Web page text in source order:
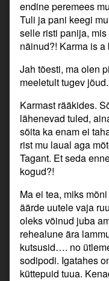
endine peremees
Tuli ja pani keegi
selle risti panija,
näinud?! Karma is a
Jah tõesti, ma olen
meeletult tugev
Karmast rääkides.
lähenevad tuled,
sõita ka enam ei
rist mu laual aga
Tagant. Et seda
kogud?!
Ma ei tea, miks
äärde uutele vaja
oleks võinud juba
rehealune ära
kutsusid…. no
sodipodi. Igatahes
küttepuid tuua.